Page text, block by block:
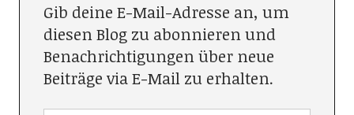
Gib deine E-Mail-Adresse an, um
diesen Blog zu abonnieren und
Benachrichtigungen über neue
Beiträge via E-Mail zu erhalten.